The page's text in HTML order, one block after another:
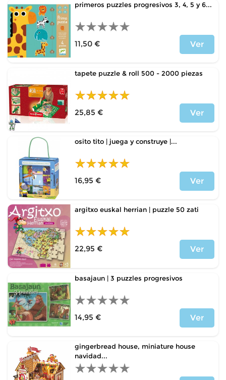
primeros puzzles progresivos 3, 4, 5 y 6...
11,50 €
Ver
tapete puzzle & roll 500 - 2000 piezas
25,85 €
Ver
osito tito | juega y construye |...
16,95 €
Ver
argitxo euskal herrian | puzzle 50 zati
22,95 €
Ver
basajaun | 3 puzzles progresivos
14,95 €
Ver
gingerbread house, miniature house
navidad...